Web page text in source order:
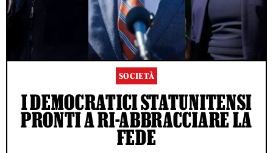
SOCIETÀ
I DEMOCRATICI STATUNITENSI
PRONTI A RI-ABBRACCIARE LA
FEDE